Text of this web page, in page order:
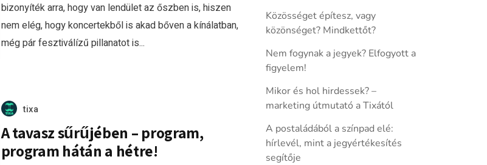
bizonyíték arra, hogy van lendület az őszben is, hiszen
nem elég, hogy koncertekből is akad bőven a kínálatban,
még pár fesztiválízű pillanatot is...
tixa
A tavasz sűrűjében – program,
program hátán a hétre!
Közösséget építesz, vagy
közönséget? Mindkettőt?
Nem fogynak a jegyek? Elfogyott a
figyelem!
Mikor és hol hirdessek? –
marketing útmutató a Tixától
A postaládából a színpad elé:
hírlevél, mint a jegyértékesítés
segítője